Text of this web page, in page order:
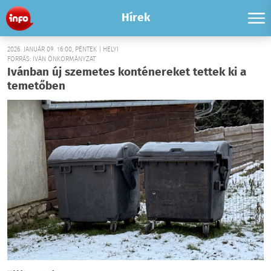
Hírek
2026. JANUÁR 09. 16:00, PÉNTEK | HELYI
FORRÁS: IVÁN ÖNKORMÁNYZAT
Ivánban új szemetes konténereket tettek ki a
temetőben